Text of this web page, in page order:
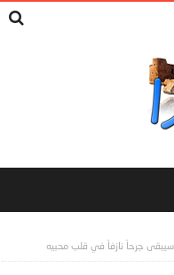
جرحاً نازفاً في قلب محبيه